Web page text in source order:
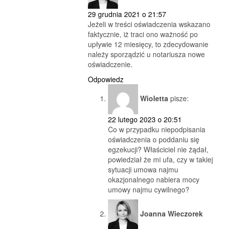
29 grudnia 2021 o 21:57
Jeżeli w treści oświadczenia wskazano
faktycznie, iż traci ono ważność po
upływie 12 miesięcy, to zdecydowanie
należy sporządzić u notariusza nowe
oświadczenie.
Odpowiedz
Wioletta pisze:
22 lutego 2023 o 20:51
Co w przypadku niepodpisania
oświadczenia o poddaniu się
egzekucji? Właściciel nie żądał,
powiedział że mi ufa, czy w takiej
sytuacji umowa najmu
okazjonalnego nabiera mocy
umowy najmu cywilnego?
Joanna Wieczorek